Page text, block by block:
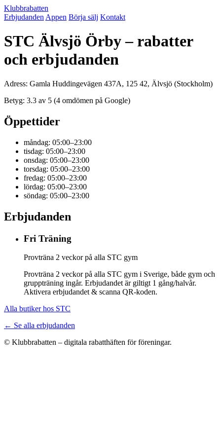
Klubbrabatten
Erbjudanden Appen Börja sälj Kontakt
STC Älvsjö Örby – rabatter
och erbjudanden
Adress: Gamla Huddingevägen 437A, 125 42, Älvsjö (Stockholm)
Betyg: 3.3 av 5 (4 omdömen på Google)
Öppettider
måndag: 05:00–23:00
tisdag: 05:00–23:00
onsdag: 05:00–23:00
torsdag: 05:00–23:00
fredag: 05:00–23:00
lördag: 05:00–23:00
söndag: 05:00–23:00
Erbjudanden
Fri Träning
Provträna 2 veckor på alla STC gym
Provträna 2 veckor på alla STC gym i Sverige, både gym och
gruppträning ingår. Erbjudandet är giltigt 1 gång/halvår.
Aktivera erbjudandet & scanna QR-koden.
Alla butiker hos STC
← Se alla erbjudanden
© Klubbrabatten – digitala rabatthäften för föreningar.